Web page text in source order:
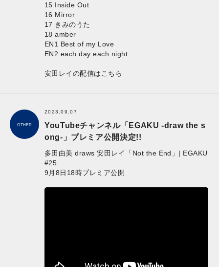
15 Inside Out
16 Mirror
17 きみのうた
18 amber
EN1 Best of my Love
EN2 each day each night
安田レイの配信はこちら
OTHER
2023.09.07
YouTubeチャンネル「EGAKU -draw the s
ong-」プレミア公開決定!!
多田由美 draws 安田レイ「Not the End」| EGAKU
#25
9月8日18時プレミア公開